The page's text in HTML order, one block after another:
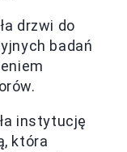
drzwi do
badań
instytucję
która